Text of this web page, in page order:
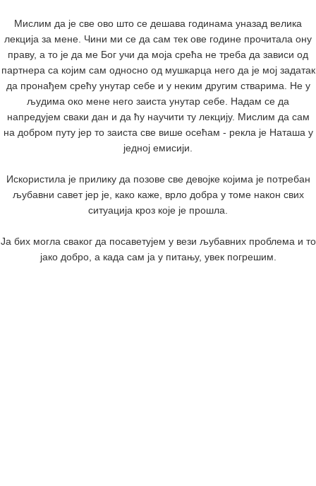
Мислим да је све ово што се дешава годинама уназад велика
лекција за мене. Чини ми се да сам тек ове године прочитала ону
праву, а то је да ме Бог учи да моја срећа не треба да зависи од
партнера са којим сам односно од мушкарца него да је мој задатак
да пронађем срећу унутар себе и у неким другим стварима. Не у
људима око мене него заиста унутар себе. Надам се да
напредујем сваки дан и да ћу научити ту лекцију. Мислим да сам
на добром путу јер то заиста све више осећам - рекла је Наташа у
једној емисији.
Искористила је прилику да позове све девојке којима је потребан
љубавни савет јер је, како каже, врло добра у томе након свих
ситуација кроз које је прошла.
Ја бих могла сваког да посаветујем у вези љубавних проблема и то
јако добро, а када сам ја у питању, увек погрешим.